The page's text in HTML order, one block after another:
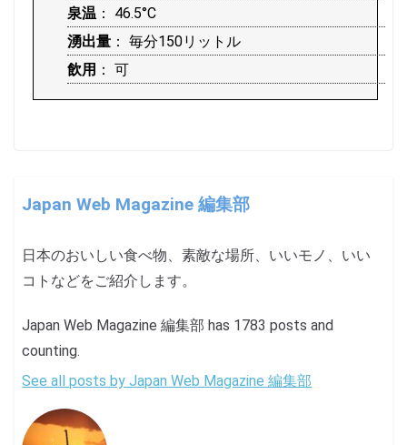
泉温 ： 46.5°C
湧出量 ： 毎分150リットル
飲用 ： 可
Japan Web Magazine 編集部
日本のおいしい食べ物、素敵な場所、いいモノ、いい
コトなどをご紹介します。
Japan Web Magazine 編集部 has 1783 posts and
counting.
See all posts by Japan Web Magazine 編集部